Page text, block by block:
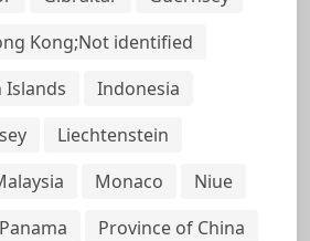
Kong;Not identified
Islands
Indonesia
Liechtenstein
Monaco
Niue
Panama
Province of China